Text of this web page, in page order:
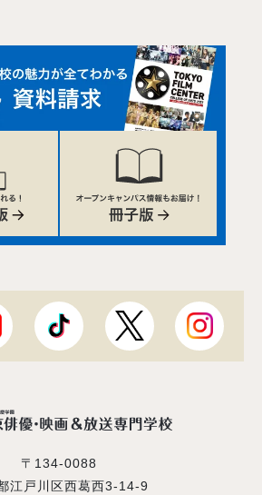
〒134-0088
江戸川区西葛西3-14-9